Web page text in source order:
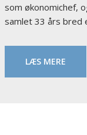
som økonomichef,
samlet 33 års bred
LÆS MERE